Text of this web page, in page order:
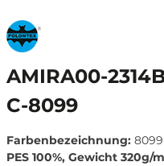
AMIRA00-
C-8099
Farbenbezeichnung: 8099
PES 100%, Gewicht 320g/